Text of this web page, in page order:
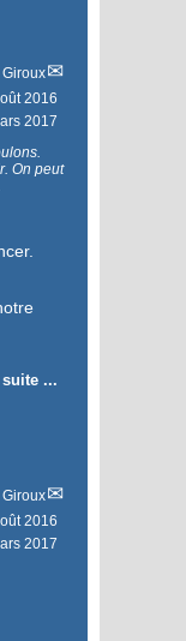
2016
2017
On peut
...
Giroux
2016
2017